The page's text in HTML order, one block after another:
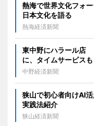
熱海で世界文化フォ
日本文化を語る
熱海経済新聞
東中野にハラール店
に、タイムサービスも
中野経済新聞
狭山で初心者向けAI
実践法紹介
狭山経済新聞